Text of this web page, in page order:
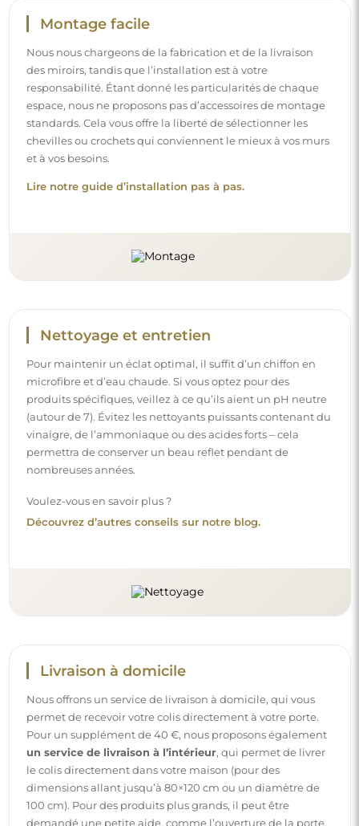
Montage facile
Nous nous chargeons de la fabrication et de la livraison
des miroirs, tandis que l’installation est à votre
responsabilité. Étant donné les particularités de chaque
espace, nous ne proposons pas d’accessoires de montage
standards. Cela vous offre la liberté de sélectionner les
chevilles ou crochets qui conviennent le mieux à vos murs
et à vos besoins.
Lire notre guide d’installation pas à pas.
Nettoyage et entretien
Pour maintenir un éclat optimal, il suffit d’un chiffon en
microfibre et d’eau chaude. Si vous optez pour des
produits spécifiques, veillez à ce qu’ils aient un pH neutre
(autour de 7). Évitez les nettoyants puissants contenant du
vinaigre, de l’ammoniaque ou des acides forts – cela
permettra de conserver un beau reflet pendant de
nombreuses années.
Voulez-vous en savoir plus ?
Découvrez d’autres conseils sur notre blog.
Livraison à domicile
Nous offrons un service de livraison à domicile, qui vous
permet de recevoir votre colis directement à votre porte.
Pour un supplément de 40 €, nous proposons également
un service de livraison à l’intérieur, qui permet de livrer
le colis directement dans votre maison (pour des
dimensions allant jusqu’à 80×120 cm ou un diamètre de
100 cm). Pour des produits plus grands, il peut être
demandé une petite aide, comme l’ouverture de la porte.